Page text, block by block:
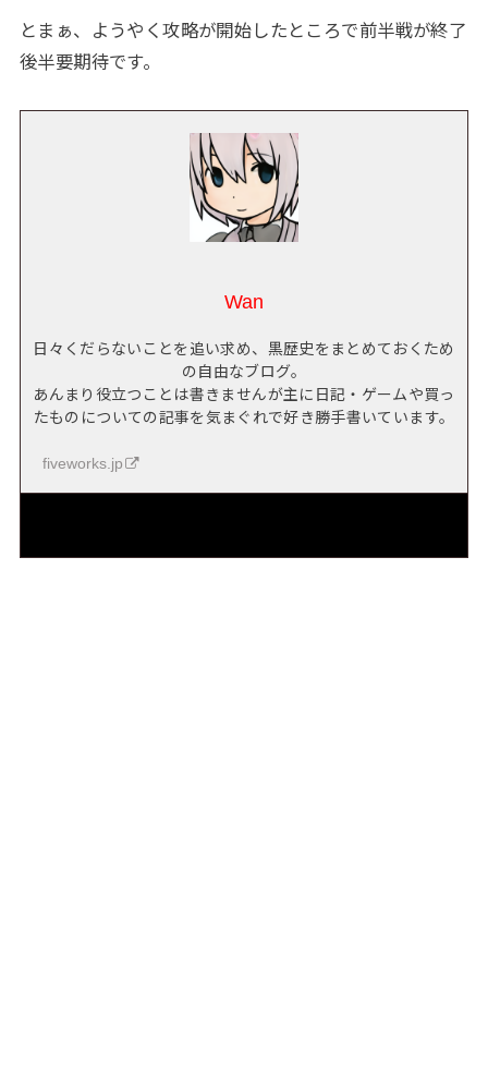
とまぁ、ようやく攻略が開始したところで前半戦が終了
後半要期待です。
Wan
日々くだらないことを追い求め、黒歴史をまとめておくため
の自由なブログ。
あんまり役立つことは書きませんが主に日記・ゲームや買っ
たものについての記事を気まぐれで好き勝手書いています。
fiveworks.jp